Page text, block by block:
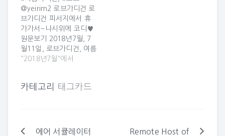
디♥ #2018년7월, #7월
11일, #로브가디건, #여
름가디건, #로브
2018/07/11 21:47 총
등록 키워드는 5개, 0건의
토론이 있습니다. 2장의
지를 클릭하세요~…
@yeirim2 로브가디건 로
브가디건 피서지에서 휴
가가서~나시위에 코디♥
원문보기 2018년7월, 7
월11일, 로브가디건, 여름
가디건, 로브
"2018년7월"에서
카테고리 태그카드
글 에어 서큘레이터 Remote Host of